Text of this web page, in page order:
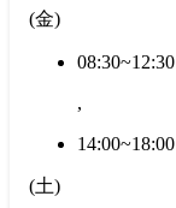
(金)
08:30~12:30
,
14:00~18:00
(土)